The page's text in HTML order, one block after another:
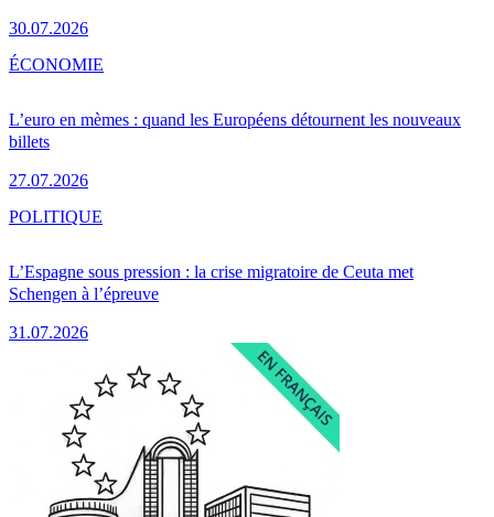
30.07.2026
L’euro en mèmes : quand les Européens détournent les nouveaux
billets
27.07.2026
ÉCONOMIE
L’Espagne sous pression : la crise migratoire de Ceuta met
Schengen à l’épreuve
31.07.2026
POLITIQUE